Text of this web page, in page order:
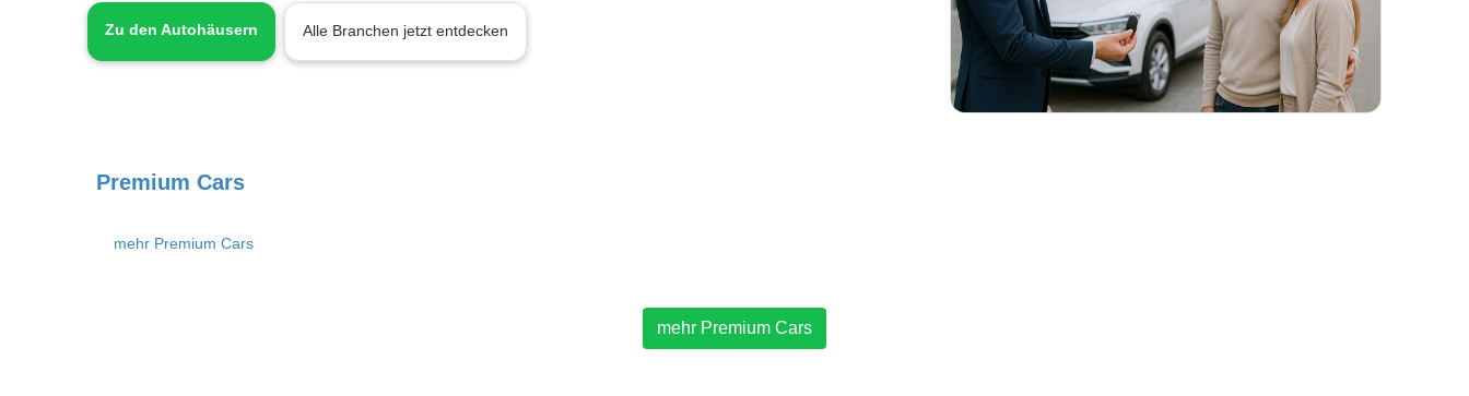
Zu den Autohäusern Alle Branchen jetzt entdecken
Premium Cars
mehr Premium Cars
mehr Premium Cars